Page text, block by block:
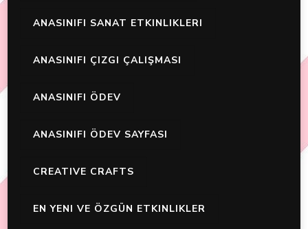
ANASINIFI SANAT ETKINLIKLERI
ANASINIFI ÇIZGI ÇALIŞMASI
ANASINIFI ÖDEV
ANASINIFI ÖDEV SAYFASI
CREATIVE CRAFTS
EN YENI VE ÖZGÜN ETKINLIKLER